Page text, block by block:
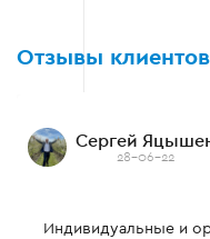
Отзывы клиентов
Сергей
28-06-22
Индивидуальные и